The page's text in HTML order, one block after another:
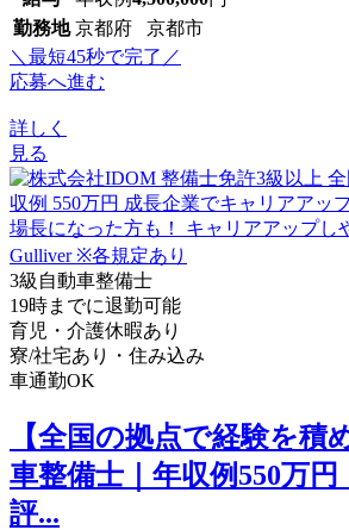
勤務地 京都府 京都市
＼最短45秒で完了／
応募へ進む
詳しく
見る
3級自動車整備士
19時までに退勤可能
育児・介護休暇あり
寮/社宅あり・住み込み
車通勤OK
【全国の拠点で経験を積
車整備士｜年収例550万
評...